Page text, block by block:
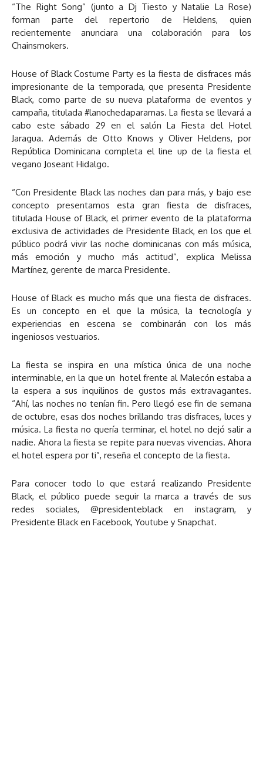
“The Right Song” (junto a Dj Tiesto y Natalie La Rose)
forman parte del repertorio de Heldens, quien
recientemente anunciara una colaboración para los
Chainsmokers.
House of Black Costume Party es la fiesta de disfraces más
impresionante de la temporada, que presenta Presidente
Black, como parte de su nueva plataforma de eventos y
campaña, titulada #lanochedaparamas. La fiesta se llevará a
cabo este sábado 29 en el salón La Fiesta del Hotel
Jaragua. Además de Otto Knows y Oliver Heldens, por
República Dominicana completa el line up de la fiesta el
vegano Joseant Hidalgo.
“Con Presidente Black las noches dan para más, y bajo ese
concepto presentamos esta gran fiesta de disfraces,
titulada House of Black, el primer evento de la plataforma
exclusiva de actividades de Presidente Black, en los que el
público podrá vivir las noche dominicanas con más música,
más emoción y mucho más actitud”, explica Melissa
Martínez, gerente de marca Presidente.
House of Black es mucho más que una fiesta de disfraces.
Es un concepto en el que la música, la tecnología y
experiencias en escena se combinarán con los más
ingeniosos vestuarios.
La fiesta se inspira en una mística única de una noche
interminable, en la que un hotel frente al Malecón estaba a
la espera a sus inquilinos de gustos más extravagantes.
“Ahí, las noches no tenían fin. Pero llegó ese fin de semana
de octubre, esas dos noches brillando tras disfraces, luces y
música. La fiesta no quería terminar, el hotel no dejó salir a
nadie. Ahora la fiesta se repite para nuevas vivencias. Ahora
el hotel espera por ti”, reseña el concepto de la fiesta.
Para conocer todo lo que estará realizando Presidente
Black, el público puede seguir la marca a través de sus
redes sociales, @presidenteblack en instagram, y
Presidente Black en Facebook, Youtube y Snapchat.